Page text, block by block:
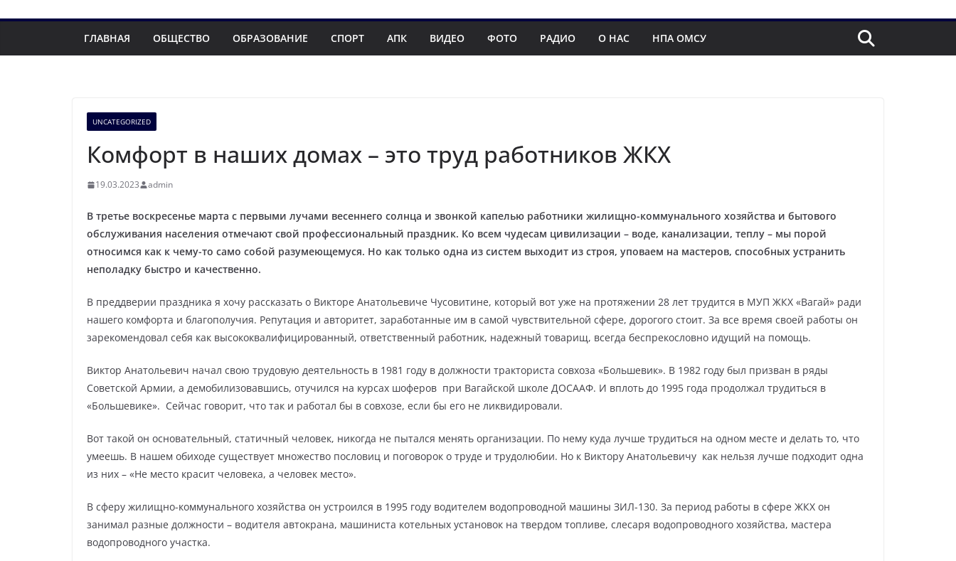
ГЛАВНАЯ ОБЩЕСТВО ОБРАЗОВАНИЕ СПОРТ АПК ВИДЕО ФОТО РАДИО О НАС НПА ОМСУ
UNCATEGORIZED
Комфорт в наших домах – это труд работников ЖКХ
19.03.2023 admin
В третье воскресенье марта с первыми лучами весеннего солнца и звонкой капелью работники жилищно-коммунального хозяйства и бытового
обслуживания населения отмечают свой профессиональный праздник. Ко всем чудесам цивилизации – воде, канализации, теплу – мы порой
относимся как к чему-то само собой разумеющемуся. Но как только одна из систем выходит из строя, уповаем на мастеров, способных устранить
неполадку быстро и качественно.
В преддверии праздника я хочу рассказать о Викторе Анатольевиче Чусовитине, который вот уже на протяжении 28 лет трудится в МУП ЖКХ «Вагай» ради
нашего комфорта и благополучия. Репутация и авторитет, заработанные им в самой чувствительной сфере, дорогого стоит. За все время своей работы он
зарекомендовал себя как высококвалифицированный, ответственный работник, надежный товарищ, всегда беспрекословно идущий на помощь.
Виктор Анатольевич начал свою трудовую деятельность в 1981 году в должности тракториста совхоза «Большевик». В 1982 году был призван в ряды
Советской Армии, а демобилизовавшись, отучился на курсах шоферов при Вагайской школе ДОСААФ. И вплоть до 1995 года продолжал трудиться в
«Большевике». Сейчас говорит, что так и работал бы в совхозе, если бы его не ликвидировали.
Вот такой он основательный, статичный человек, никогда не пытался менять организации. По нему куда лучше трудиться на одном месте и делать то, что
умеешь. В нашем обиходе существует множество пословиц и поговорок о труде и трудолюбии. Но к Виктору Анатольевичу как нельзя лучше подходит одна
из них – «Не место красит человека, а человек место».
В сферу жилищно-коммунального хозяйства он устроился в 1995 году водителем водопроводной машины ЗИЛ-130. За период работы в сфере ЖКХ он
занимал разные должности – водителя автокрана, машиниста котельных установок на твердом топливе, слесаря водопроводного хозяйства, мастера
водопроводного участка.